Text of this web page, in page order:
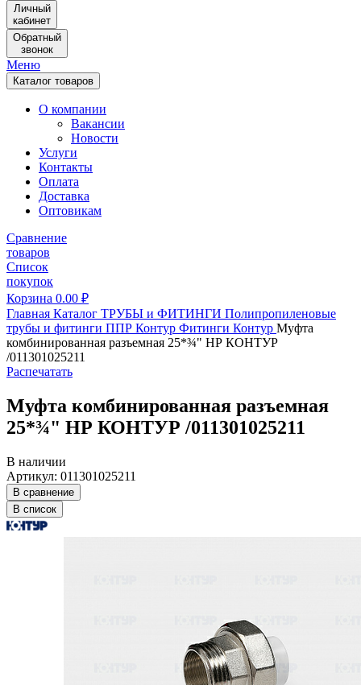
Личный
кабинет
Обратный
звонок
Меню
Каталог товаров
О компании
Вакансии
Новости
Услуги
Контакты
Оплата
Доставка
Оптовикам
Сравнение
товаров
Список
покупок
Корзина 0.00 ₽
Главная Каталог ТРУБЫ и ФИТИНГИ Полипропиленовые
трубы и фитинги ППР Контур Фитинги Контур Муфта
комбинированная разъемная 25*¾" НР КОНТУР
/011301025211
Распечатать
Муфта комбинированная разъемная
25*¾" НР КОНТУР /011301025211
В наличии
Артикул: 011301025211
В сравнение
В список